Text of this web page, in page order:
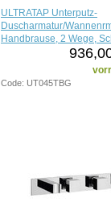
ULTRATAP Unterputz-
Duscharmatur/
Handbrause, 2 Wege,
Code: UT045TBG